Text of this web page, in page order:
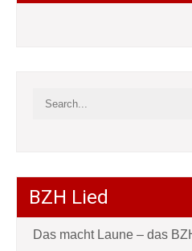
BZH Lied
Das macht Laune – das